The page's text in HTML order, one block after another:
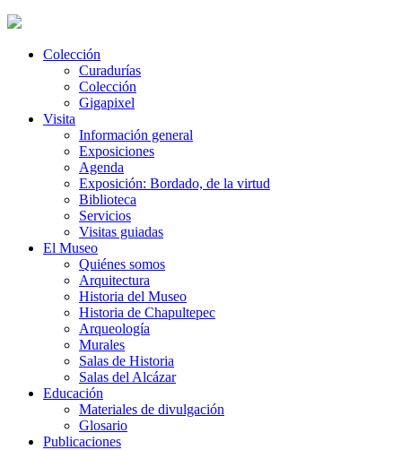
Colección
Curadurías
Colección
Gigapixel
Visita
Información general
Exposiciones
Agenda
Exposición: Bordado, de la virtud
Biblioteca
Servicios
Visitas guiadas
El Museo
Quiénes somos
Arquitectura
Historia del Museo
Historia de Chapultepec
Arqueología
Murales
Salas de Historia
Salas del Alcázar
Educación
Materiales de divulgación
Glosario
Publicaciones